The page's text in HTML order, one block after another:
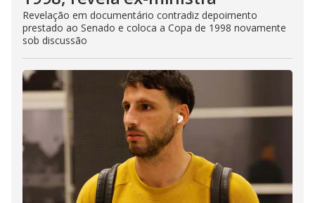
Revelação em documentário contradiz depoimento
prestado ao Senado e coloca a Copa de 1998 novamente
sob discussão